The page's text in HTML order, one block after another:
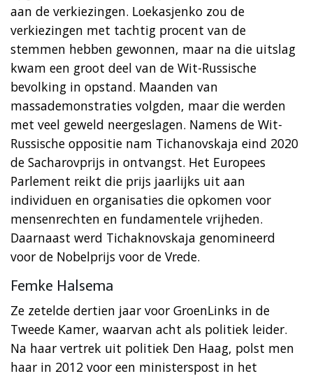
aan de verkiezingen. Loekasjenko zou de
verkiezingen met tachtig procent van de
stemmen hebben gewonnen, maar na die uitslag
kwam een groot deel van de Wit-Russische
bevolking in opstand. Maanden van
massademonstraties volgden, maar die werden
met veel geweld neergeslagen. Namens de Wit-
Russische oppositie nam Tichanovskaja eind 2020
de Sacharovprijs in ontvangst. Het Europees
Parlement reikt die prijs jaarlijks uit aan
individuen en organisaties die opkomen voor
mensenrechten en fundamentele vrijheden.
Daarnaast werd Tichaknovskaja genomineerd
voor de Nobelprijs voor de Vrede.
Femke Halsema
Ze zetelde dertien jaar voor GroenLinks in de
Tweede Kamer, waarvan acht als politiek leider.
Na haar vertrek uit politiek Den Haag, polst men
haar in 2012 voor een ministerspost in het